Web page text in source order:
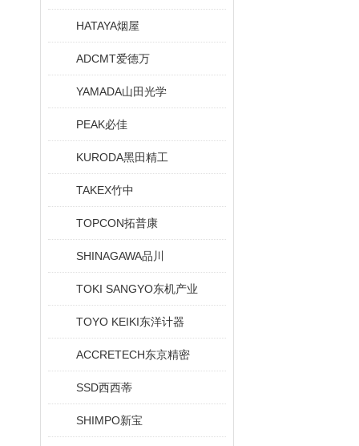
HATAYA烟屋
ADCMT爱德万
YAMADA山田光学
PEAK必佳
KURODA黑田精工
TAKEX竹中
TOPCON拓普康
SHINAGAWA品川
TOKI SANGYO东机产业
TOYO KEIKI东洋计器
ACCRETECH东京精密
SSD西西蒂
SHIMPO新宝